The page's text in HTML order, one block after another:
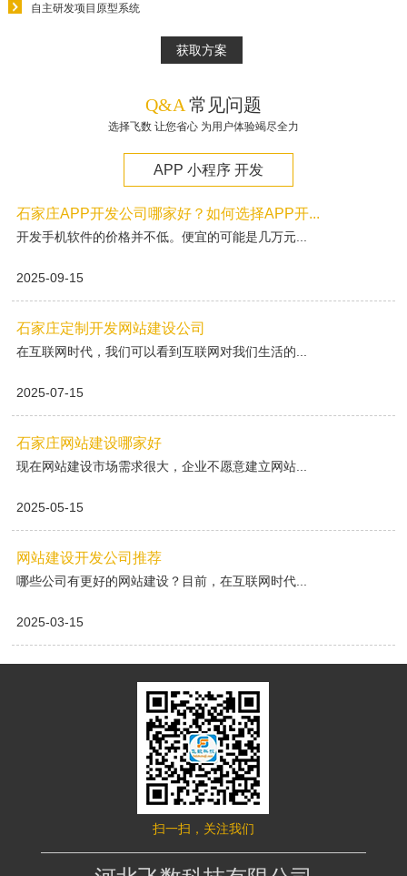
自主研发项目原型系统
获取方案
Q&A 常见问题
选择飞数 让您省心 为用户体验竭尽全力
APP 小程序 开发
石家庄APP开发公司哪家好？如何选择APP开...
开发手机软件的价格并不低。便宜的可能是几万元...
2025-09-15
石家庄定制开发网站建设公司
在互联网时代，我们可以看到互联网对我们生活的...
2025-07-15
石家庄网站建设哪家好
现在网站建设市场需求很大，企业不愿意建立网站...
2025-05-15
网站建设开发公司推荐
哪些公司有更好的网站建设？目前，在互联网时代...
2025-03-15
扫一扫，关注我们